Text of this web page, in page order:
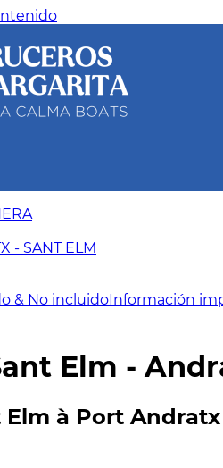
- SANT ELM
& No incluidoInformación
Elm -
Elm à Port